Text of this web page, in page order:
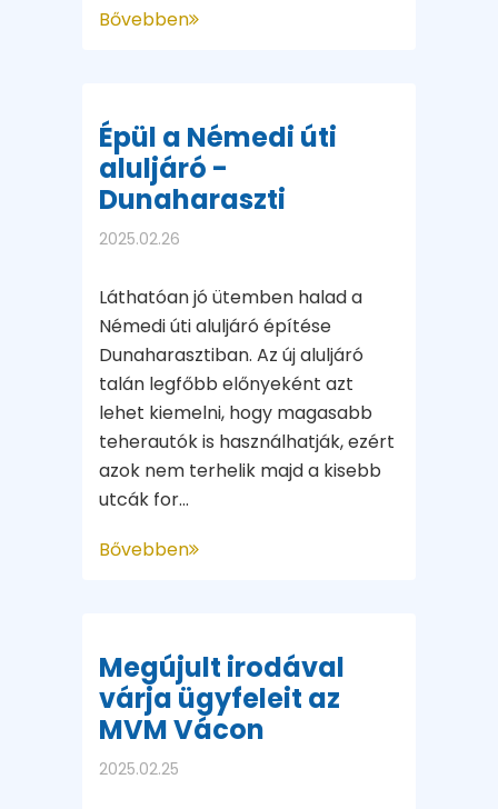
Bővebben
Épül a Némedi úti
aluljáró -
Dunaharaszti
2025.02.26
Láthatóan jó ütemben halad a
Némedi úti aluljáró építése
Dunaharasztiban. Az új aluljáró
talán legfőbb előnyeként azt
lehet kiemelni, hogy magasabb
teherautók is használhatják, ezért
azok nem terhelik majd a kisebb
utcák for...
Bővebben
Megújult irodával
várja ügyfeleit az
MVM Vácon
2025.02.25